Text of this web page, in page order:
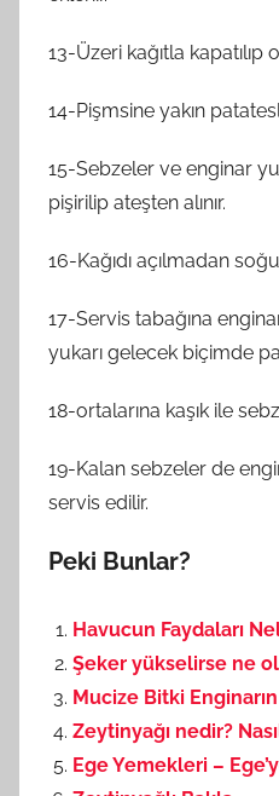
13-Üzeri kağıtla kapatılıp
14-Pişmsine yakın
15-Sebzeler ve enginar
pişirilip ateşten alınır.
16-Kağıdı açılmadan
17-Servis tabağına
yukarı gelecek biçimde
18-ortalarına kaşık ile
19-Kalan sebzeler de
servis edilir.
Peki Bunlar?
Havucun Faydaları
Şeker yükselirse ne
Mucize Bitki Enginarın
Zeytinyağı nedir?
Ege Yemekleri –